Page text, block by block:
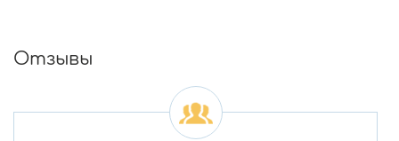
Отзывы